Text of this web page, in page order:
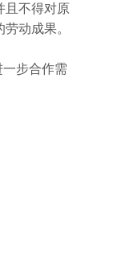
且不得对原
动成果。
步合作需